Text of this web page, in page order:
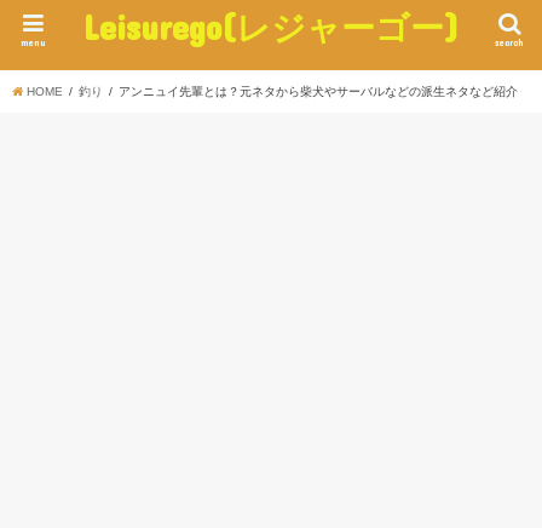
Leisurego(レジャーゴー) search
menu
HOME 釣り アンニュイ先輩とは？元ネタから柴犬やサーバルなどの派生ネタなど紹介